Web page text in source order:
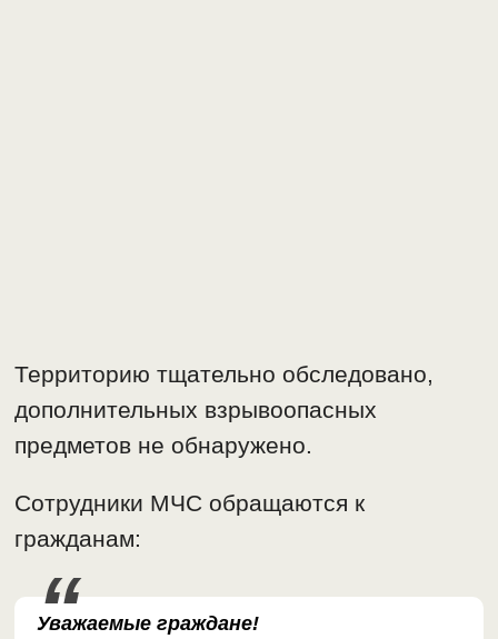
Территорию тщательно обследовано,
дополнительных взрывоопасных
предметов не обнаружено.
Сотрудники МЧС обращаются к
гражданам:
Уважаемые граждане!